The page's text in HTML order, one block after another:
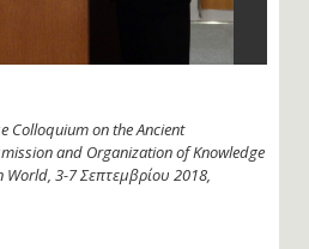
Colloquium on the Ancient
and Organization of Knowledge
3-7 Σεπτεμβρίου 2018,